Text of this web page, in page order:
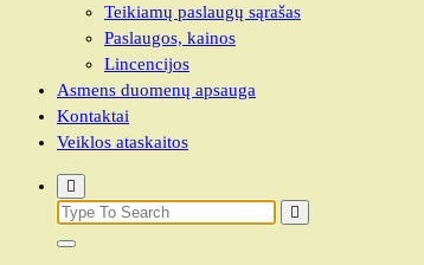
Teikiamų paslaugų sąrašas
Paslaugos, kainos
Lincencijos
Asmens duomenų apsauga
Kontaktai
Veiklos ataskaitos